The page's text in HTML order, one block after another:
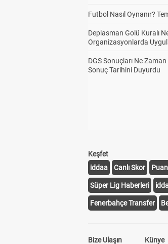
Futbol Nasıl Oynanır?
Deplasman Golü Kuralı
Organizasyonlarda
DGS Sonuçları Ne
Sonuç Tarihini Duyurdu
Keşfet
iddaa
Canlı Skor
Süper Lig Haberleri
Fenerbahçe Transfer
Bize Ulaşın Künye